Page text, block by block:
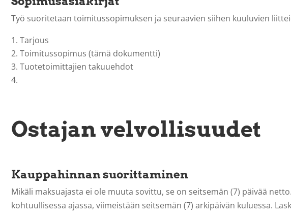
Työ suoritetaan toimitussopimuksen ja seuraavien siihen kuuluvien
Tarjous
Toimitussopimus (tämä dokumentti)
Tuotetoimittajien takuuehdot
Ostajan velvollisuudet
Kauppahinnan suorittaminen
Mikäli maksuajasta ei ole muuta sovittu, se on seitsemän (7) päivää
kohtuullisessa ajassa, viimeistään seitsemän (7) arkipäivän kuluessa.